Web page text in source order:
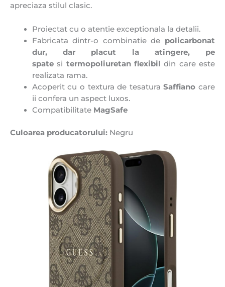
apreciaza stilul clasic.
Proiectat cu o atentie exceptionala la detalii.
Fabricata dintr-o combinatie de policarbonat
dur, dar placut la atingere, pe
spatesi termopoliuretan flexibil din care este
realizata rama.
Acoperit cu o textura de tesaturaSaffiano care
ii confera un aspect luxos.
Compatibilitate MagSafe
Culoarea producatorului: Negru